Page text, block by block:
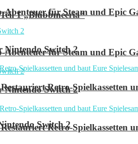
für Steam und Epic
Nintendo Switch 2
Retro-Spielkassetten
Switch 2
1 „Blubbmeeria“
für Steam und Epic
Nintendo Switch 2
Retro-Spielkassetten